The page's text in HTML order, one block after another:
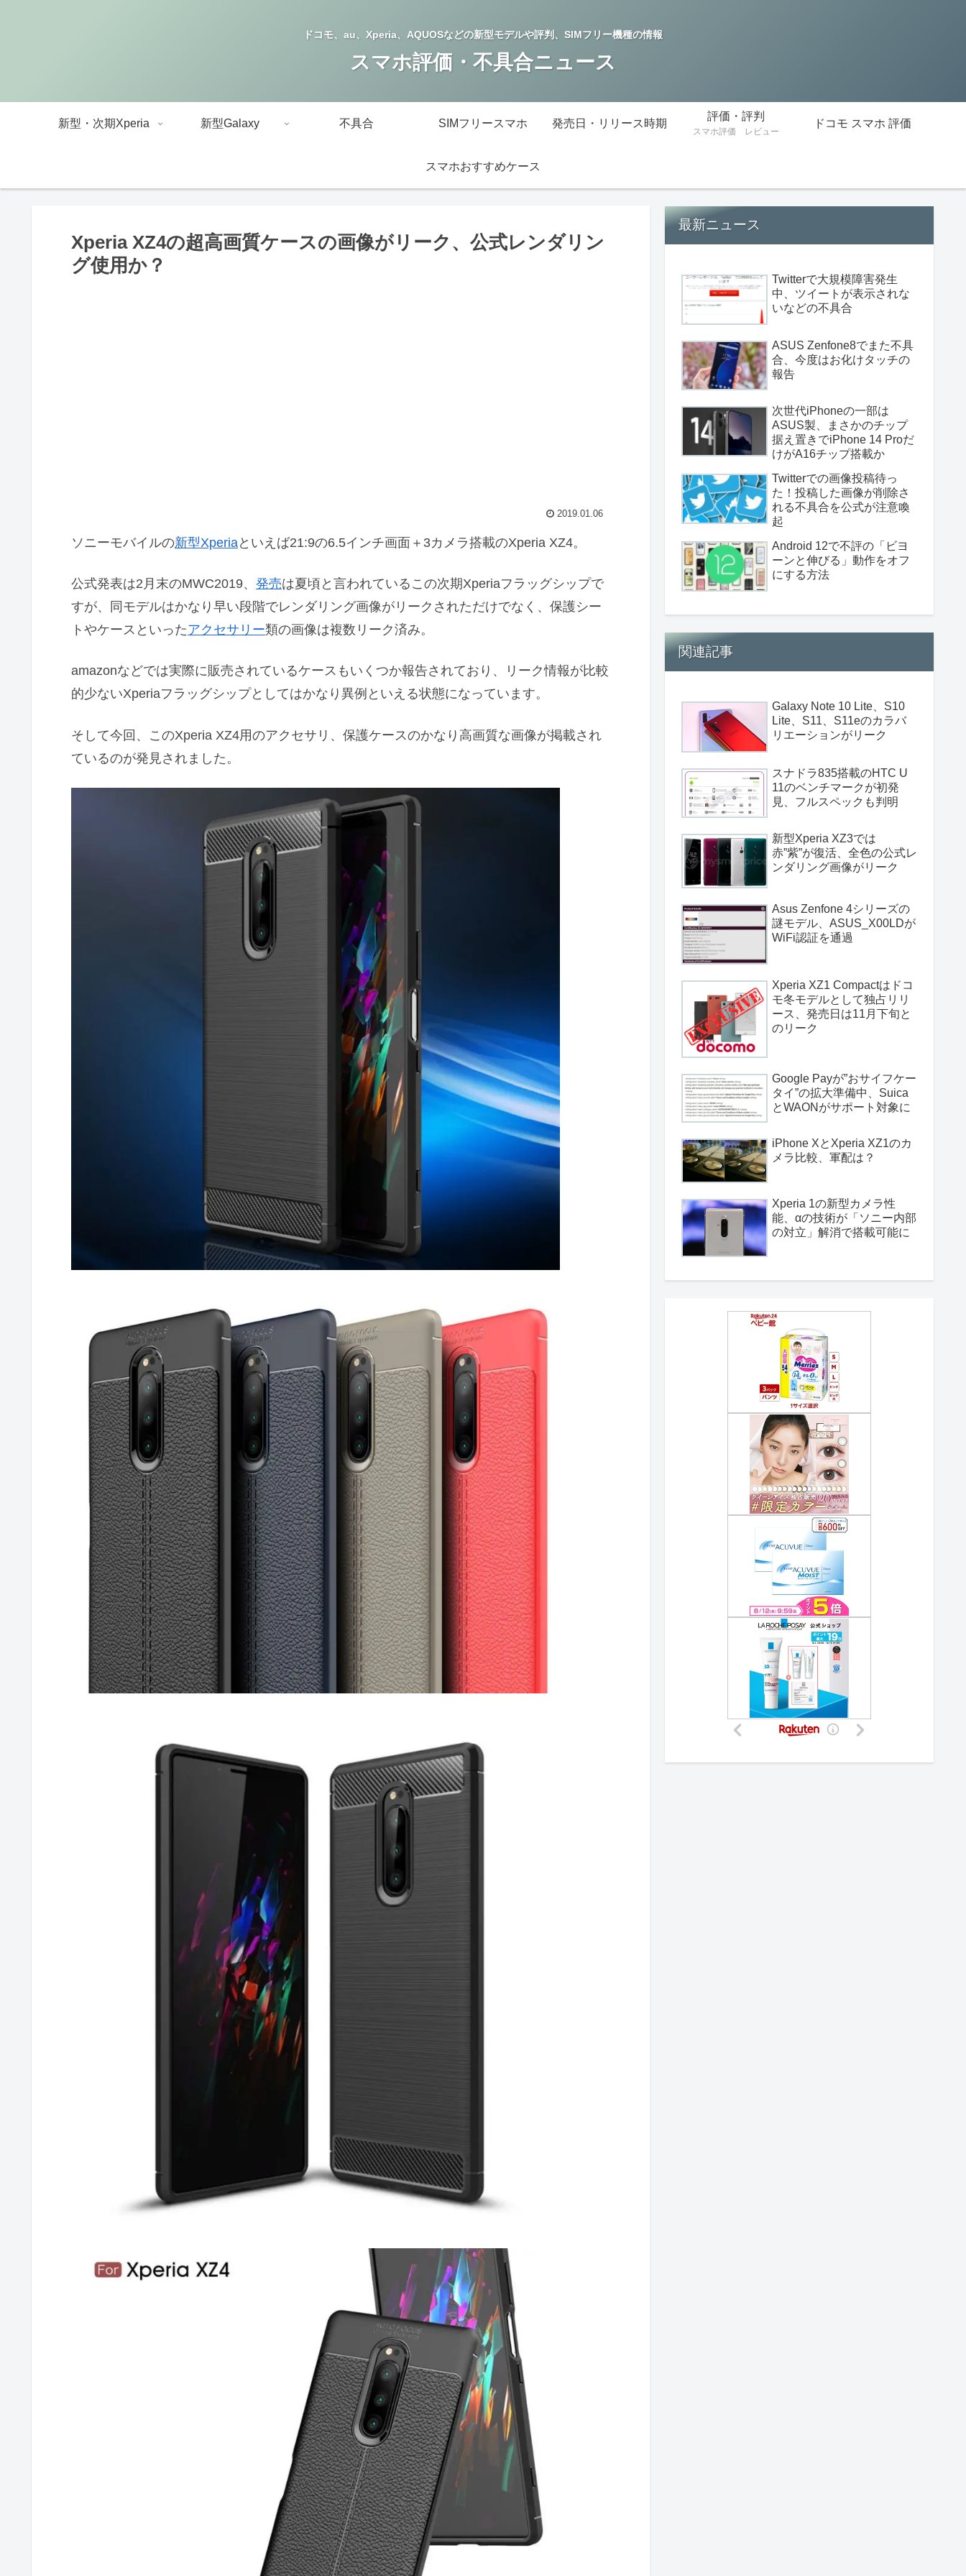
ドコモ、au、Xperia、AQUOSなどの新型モデルや評判、SIMフリー機種の情報
スマホ評価・不具合ニュース
新型・次期Xperia 新型Galaxy 不具合 SIMフリースマホ 発売日・リリース時期
評価・評判
スマホ評価 レビュー
ドコモ スマホ 評価
スマホおすすめケース
Xperia XZ4の超高画質ケースの画像がリーク、公式レンダリン
グ使用か？
2019.01.06
ソニーモバイルの新型Xperiaといえば21:9の6.5インチ画面＋3カメラ搭載のXperia XZ4。
公式発表は2月末のMWC2019、 発売は夏頃と言われているこの次期Xperiaフラッグシップで
すが、同モデルはかなり早い段階でレンダリング画像がリークされただけでなく、保護シー
トやケースといったアクセサリー類の画像は複数リーク済み。
amazonなどでは実際に販売されているケースもいくつか報告されており、リーク情報が比較
的少ないXperiaフラッグシップとしてはかなり異例といえる状態になっています。
そして今回、このXperia XZ4用のアクセサリ、保護ケースのかなり高画質な画像が掲載され
ているのが発見されました。
最新ニュース
Twitterで大規模障害発生
中、ツイートが表示されな
いなどの不具合
ASUS Zenfone8でまた不具
合、今度はお化けタッチの
報告
次世代iPhoneの一部は
ASUS製、まさかのチップ
据え置きでiPhone 14 Proだ
けがA16チップ搭載か
Twitterでの画像投稿待っ
た！投稿した画像が削除さ
れる不具合を公式が注意喚
起
Android 12で不評の「ビヨ
ーンと伸びる」動作をオフ
にする方法
関連記事
Galaxy Note 10 Lite、S10
Lite、S11、S11eのカラバ
リエーションがリーク
スナドラ835搭載のHTC U
11のベンチマークが初発
見、フルスペックも判明
新型Xperia XZ3では
赤”紫”が復活、全色の公式レ
ンダリング画像がリーク
Asus Zenfone 4シリーズの
謎モデル、ASUS_X00LDが
WiFi認証を通過
Xperia XZ1 Compactはドコ
モ冬モデルとして独占リリ
ース、発売日は11月下旬と
のリーク
Google Payが”おサイフケー
タイ”の拡大準備中、Suica
とWAONがサポート対象に
iPhone XとXperia XZ1のカ
メラ比較、軍配は？
Xperia 1の新型カメラ性
能、αの技術が「ソニー内部
の対立」解消で搭載可能に